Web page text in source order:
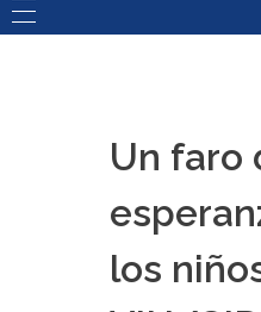
Un faro
los